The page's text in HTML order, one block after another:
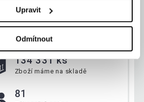
Upravit
Odmítnout
Aktuálně
134 331 ks
Zboží máme na skladě
81